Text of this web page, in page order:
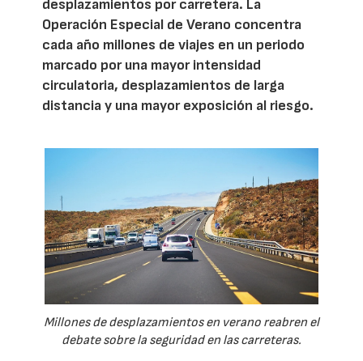
desplazamientos por carretera. La
Operación Especial de Verano concentra
cada año millones de viajes en un periodo
marcado por una mayor intensidad
circulatoria, desplazamientos de larga
distancia y una mayor exposición al riesgo.
Millones de desplazamientos en verano reabren el
debate sobre la seguridad en las carreteras.